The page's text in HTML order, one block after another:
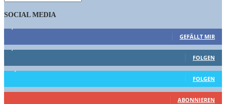
SOCIAL MEDIA
GEFÄLLT MIR
1,662 Follower
FOLGEN
15,658 Follower
FOLGEN
461 Abonnenten
ABONNIEREN